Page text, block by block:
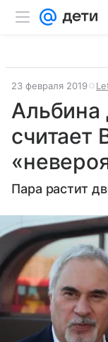
23 февраля 2019
Альбина
считает
Пара растит